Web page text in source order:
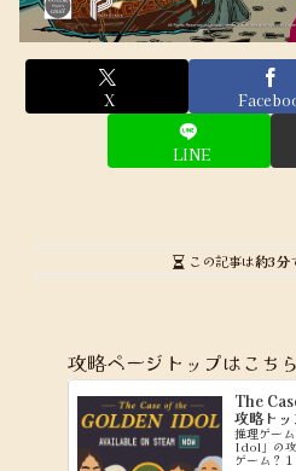
X
LINE
この記事は約3分
攻略ページトップはこちら
The
攻略トッ
推理ゲー
Idol」の
ゲーム？